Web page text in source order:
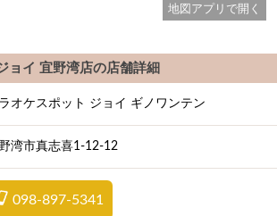
地図アプリで開く
ョイ 宜野湾店の店舗詳細
オケスポット ジョイ ギノワンテン
湾市真志喜1-12-12
098-897-5341